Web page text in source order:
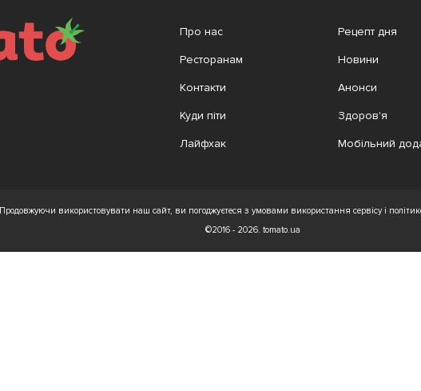
Про нас
Ресторанам
Контакти
Куди піти
Лайфхак
Рецепт дня
Новини
Анонси
Здоров'я
Мобільний
Продовжуючи використовувати наш сайт, ви погоджуєтеся з умовами використання сервісу і
©2016 - 2026. tomato.ua